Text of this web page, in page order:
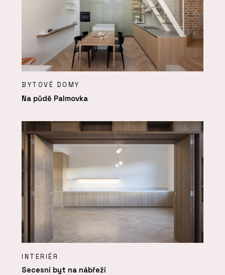
BYTOVÉ DOMY
Na půdě Palmovka
INTERIÉR
Secesní byt na nábřeží